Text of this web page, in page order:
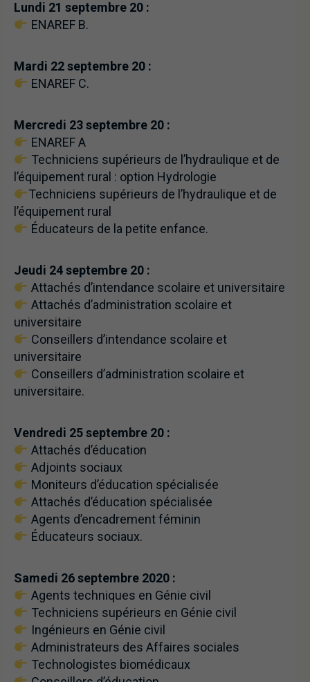
Lundi 21 septembre 20 :
ENAREF B.
Mardi 22 septembre 20 :
ENAREF C.
Mercredi 23 septembre 20 :
ENAREF A
Techniciens supérieurs de l’hydraulique et de
l’équipement rural : option Hydrologie
Techniciens supérieurs de l’hydraulique et de
l’équipement rural
Éducateurs de la petite enfance.
Jeudi 24 septembre 20 :
Attachés d’intendance scolaire et universitaire
Attachés d’administration scolaire et
universitaire
Conseillers d’intendance scolaire et
universitaire
Conseillers d’administration scolaire et
universitaire.
Vendredi 25 septembre 20 :
Attachés d’éducation
Adjoints sociaux
Moniteurs d’éducation spécialisée
Attachés d’éducation spécialisée
Agents d’encadrement féminin
Éducateurs sociaux.
Samedi 26 septembre 2020 :
Agents techniques en Génie civil
Techniciens supérieurs en Génie civil
Ingénieurs en Génie civil
Administrateurs des Affaires sociales
Technologistes biomédicaux